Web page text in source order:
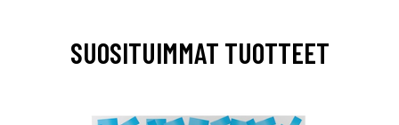
SUOSITUIMMAT TUOTTEET